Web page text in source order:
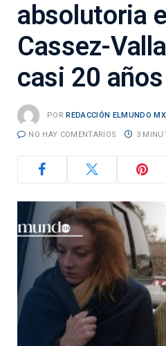
absolutoria
Cassez-
casi 20 años
POR REDACCIÓN ELMUNDO MX
NO HAY COMENTARIOS 3